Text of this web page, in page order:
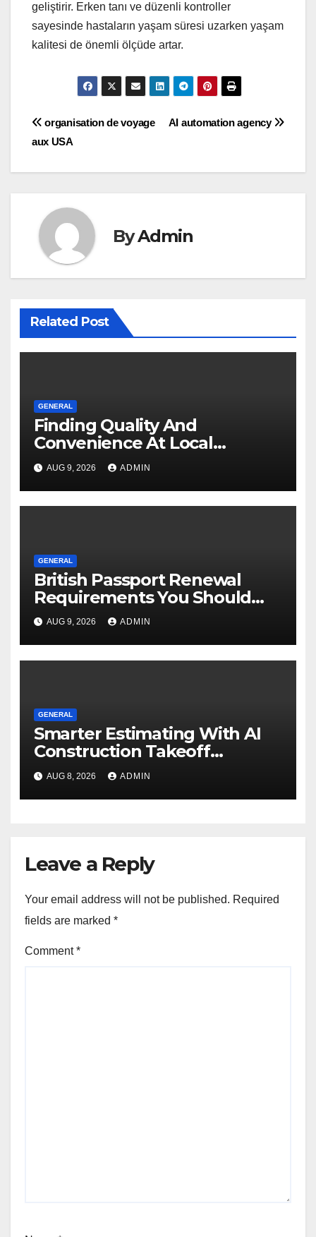
geliştirir. Erken tanı ve düzenli kontroller
sayesinde hastaların yaşam süresi uzarken yaşam
kalitesi de önemli ölçüde artar.
Post
AI automation agency
organisation de voyage
aux USA
ByAdmin
Related Post
GENERAL
Finding Quality And
Convenience At Local
Dispensaries
AUG 9, 2026 ADMIN
GENERAL
British Passport Renewal
Requirements You Should
Know
AUG 9, 2026 ADMIN
GENERAL
Smarter Estimating With AI
Construction Takeoff
Software
AUG 8, 2026 ADMIN
Leave a Reply
Your email address will not be published. Required
fields are marked *
Comment*